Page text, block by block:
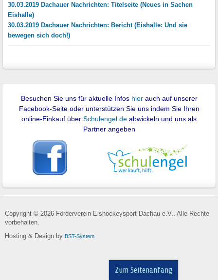
30.03.2019 Dachauer Nachrichten: Titelseite (Neues in Sachen
Eishalle)
30.03.2019 Dachauer Nachrichten: Bericht (Eishalle: Und sie
bewegen sich doch!)
Besuchen Sie uns für aktuelle Infos hierauch auf unserer
Facebook-Seite oder unterstützen Sie uns indem Sie Ihren
online-Einkauf über Schulengel.de abwickeln und uns als
Partner angeben
Copyright © 2026 Förderverein Eishockeysport Dachau e.V.. Alle Rechte
vorbehalten.
Hosting & Design by BST-System
Zum Seitenanfang